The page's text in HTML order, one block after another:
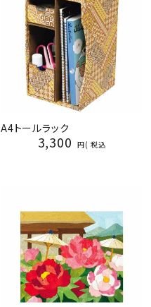
A4トールラック
3,300 税込